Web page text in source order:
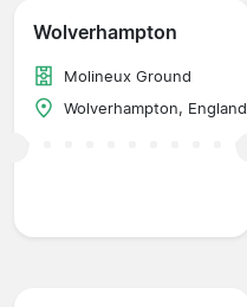
Wolverhampton
Molineux Ground
Wolverhampton, England